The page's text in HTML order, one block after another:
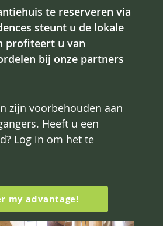
te reserveren via
steunt u de lokale
profiteert u van
bij onze partners
zijn voorbehouden aan
Heeft u een
Log in om het te
my advantage!